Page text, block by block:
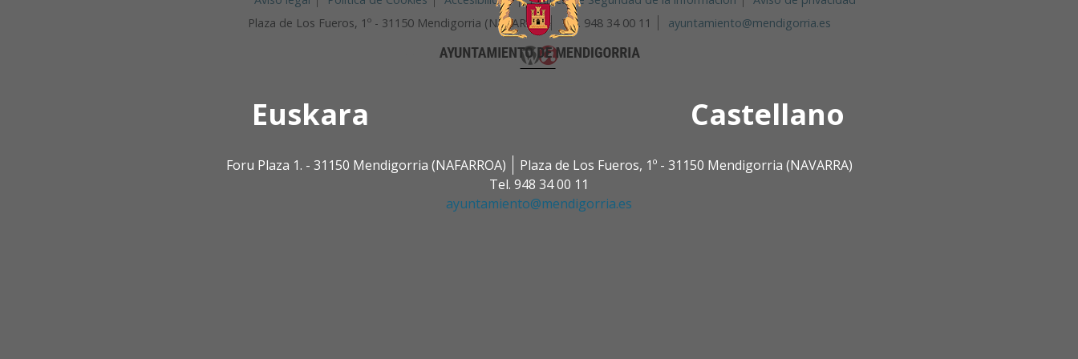
Euskara Castellano
Foru Plaza 1. - 31150 Mendigorria (NAFARROA)
Plaza de Los Fueros, 1º - 31150 Mendigorria (NAVARRA)
Tel. 948 34 00 11
ayuntamiento@mendigorria.es
Plaza de Los Fueros, 1º - 31150 Mendigorria (NAVARRA)
Tel. 948 34 00 11 ayuntamiento@mendigorria.es